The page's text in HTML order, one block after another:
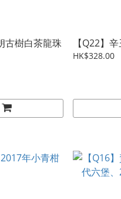
古樹白茶龍珠
【Q22】
HK$328.00